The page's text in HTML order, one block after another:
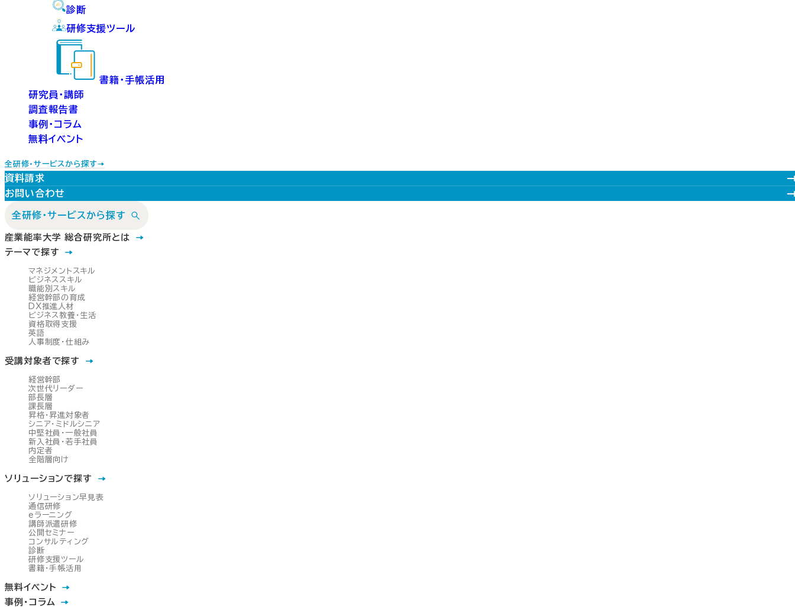
診断
研修支援ツール
書籍・手帳活用
研究員・講師
調査報告書
事例・コラム
無料イベント
全研修・サービスから探す
資料請求
お問い合わせ
全研修・サービスから探す
産業能率大学 総合研究所とは
テーマで探す
マネジメントスキル
ビジネススキル
職能別スキル
経営幹部の育成
DX推進人材
ビジネス教養・生活
資格取得支援
英語
人事制度・仕組み
受講対象者で探す
経営幹部
次世代リーダー
部長層
課長層
昇格・昇進対象者
シニア・ミドルシニア
中堅社員・一般社員
新入社員・若手社員
内定者
全階層向け
ソリューションで探す
ソリューション早見表
通信研修
eラーニング
講師派遣研修
公開セミナー
コンサルティング
診断
研修支援ツール
書籍・手帳活用
無料イベント
事例・コラム